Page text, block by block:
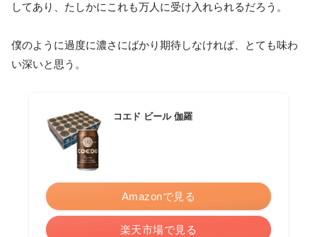
してあり、たしかにこれも万人に受け入れられるだろう。
僕のように過度に濃さにばかり期待しなければ、とても味わ
い深いと思う。
コエド ビール 伽羅
Amazonで見る
楽天市場で見る